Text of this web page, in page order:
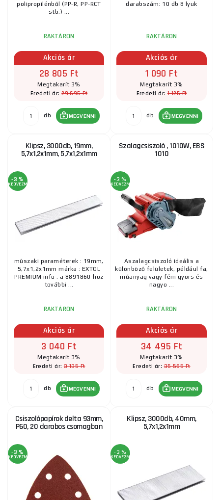
polipropilénből (PP-R, PP-RCT
stb.) ...
RAKTÁRON
Akciós ár
28 805 Ft
Megtakarít 3%
Eredeti ár:29 695 Ft
db MEGVENNI
darabszám: 10 db 8 lyuk
RAKTÁRON
Akciós ár
1 090 Ft
Megtakarít 3%
Eredeti ár:1 125 Ft
db MEGVENNI
Klipsz, 3000db, 19mm,
5,7x1,2x1mm, 5,7x1,2x1mm
-3 %
KEDVEZMÉNY
műszaki paraméterek : 19mm,
5,7x1,2x1mm márka : EXTOL
PREMIUM info : a 8891860-hoz
további ...
RAKTÁRON
Akciós ár
3 040 Ft
Megtakarít 3%
Eredeti ár:3 135 Ft
db MEGVENNI
Szalagcsiszoló , 1010W, EBS
1010
-3 %
KEDVEZMÉNY
Aszalagcsiszoló ideális a
különböző felületek, például fa,
műanyag vagy fém gyors és
nagyo ...
RAKTÁRON
Akciós ár
34 495 Ft
Megtakarít 3%
Eredeti ár:35 565 Ft
db MEGVENNI
Csiszolópapírok delta 93mm,
P60, 20 darabos csomagban
-3 %
KEDVEZMÉNY
Klipsz, 3000db, 40mm,
5,7x1,2x1mm
-3 %
KEDVEZMÉNY